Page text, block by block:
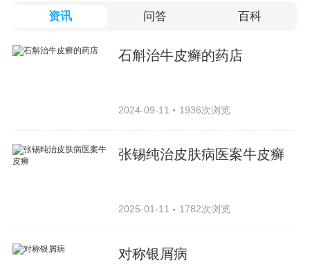
资讯 问答 百科
石斛治牛皮癣的药店
2024-09-11 1936次浏览
张锡纯治皮肤病医案牛皮癣
2025-01-11 1782次浏览
对称银屑病